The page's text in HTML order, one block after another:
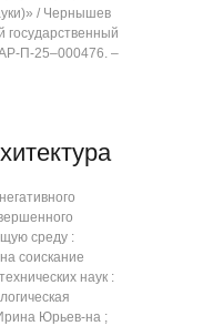
/ Чернышев
государственный
АР-П-25‒000476. ‒
среду :
соискание
наук :
Юрьев-на ;